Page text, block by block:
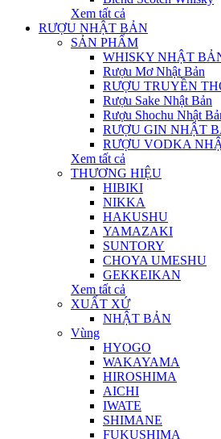
Xem tất cả
RƯỢU NHẬT BẢN
SẢN PHẨM
WHISKY NHẬT
Rượu Mơ Nhật Bản
RƯỢU TRUYỀN
Rượu Sake Nhật Bản
Rượu Shochu Nhật
RƯỢU GIN NHẬT
RƯỢU VODKA
Xem tất cả
THƯƠNG HIỆU
HIBIKI
NIKKA
HAKUSHU
YAMAZAKI
SUNTORY
CHOYA UMESHU
GEKKEIKAN
Xem tất cả
XUẤT XỨ
NHẬT BẢN
Vùng
HYOGO
WAKAYAMA
HIROSHIMA
AICHI
IWATE
SHIMANE
FUKUSHIMA